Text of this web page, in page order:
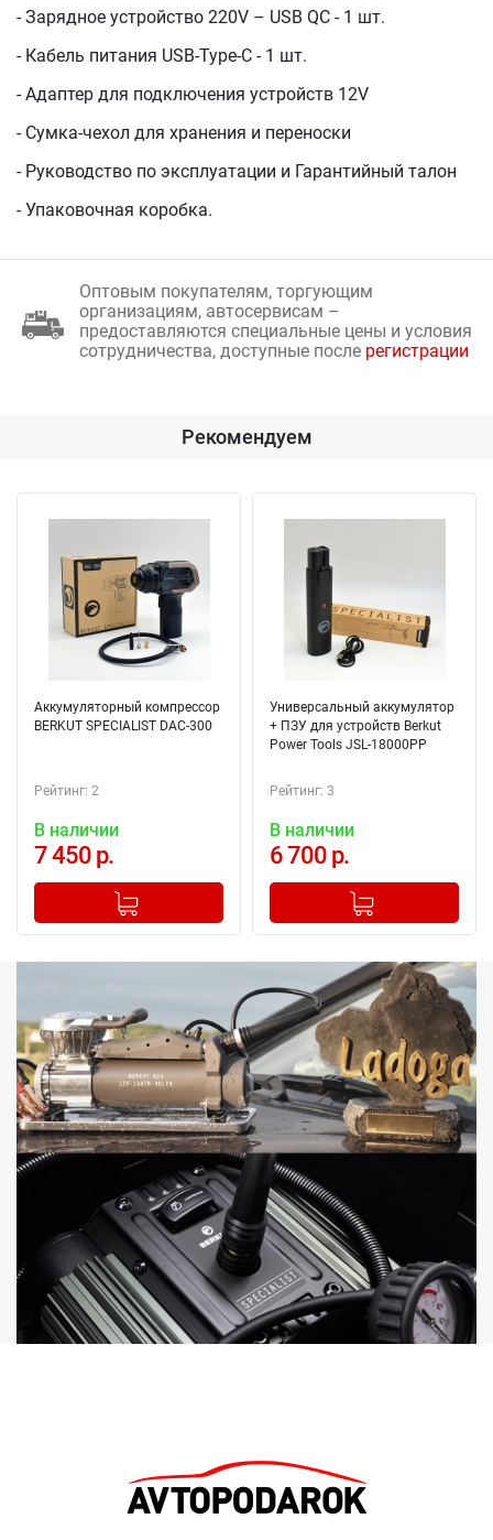
- Зарядное устройство 220V – USB QC - 1 шт.
- Кабель питания USB-Type-C - 1 шт.
- Адаптер для подключения устройств 12V
- Cумка-чехол для хранения и переноски
- Руководство по эксплуатации и Гарантийный талон
- Упаковочная коробка.
Оптовым покупателям, торгующим
организациям, автосервисам –
предоставляются специальные цены и условия
сотрудничества, доступные после регистрации
Рекомендуем
Аккумуляторный компрессор
BERKUT SPECIALIST DAC-300
Рейтинг: 2
В наличии
7 450 р.
+
Добавлено в корзину
Универсальный аккумулятор
+ ПЗУ для устройств Berkut
Power Tools JSL-18000PP
Рейтинг: 3
В наличии
6 700 р.
+
Добавлено в корзину